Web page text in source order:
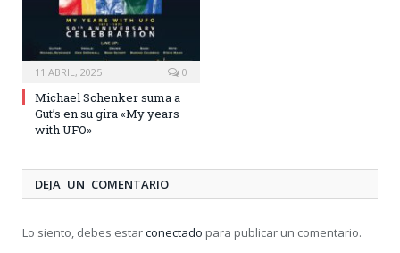
11 ABRIL, 2025 0
Michael Schenker suma a
Gut’s en su gira «My years
with UFO»
DEJA UN COMENTARIO
Lo siento, debes estarconectado para publicar un comentario.